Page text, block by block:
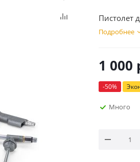
Пистолет
Подробнее
1 000
-50%
Много